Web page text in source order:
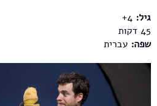
גיל: 4+
45
שפה: עברית